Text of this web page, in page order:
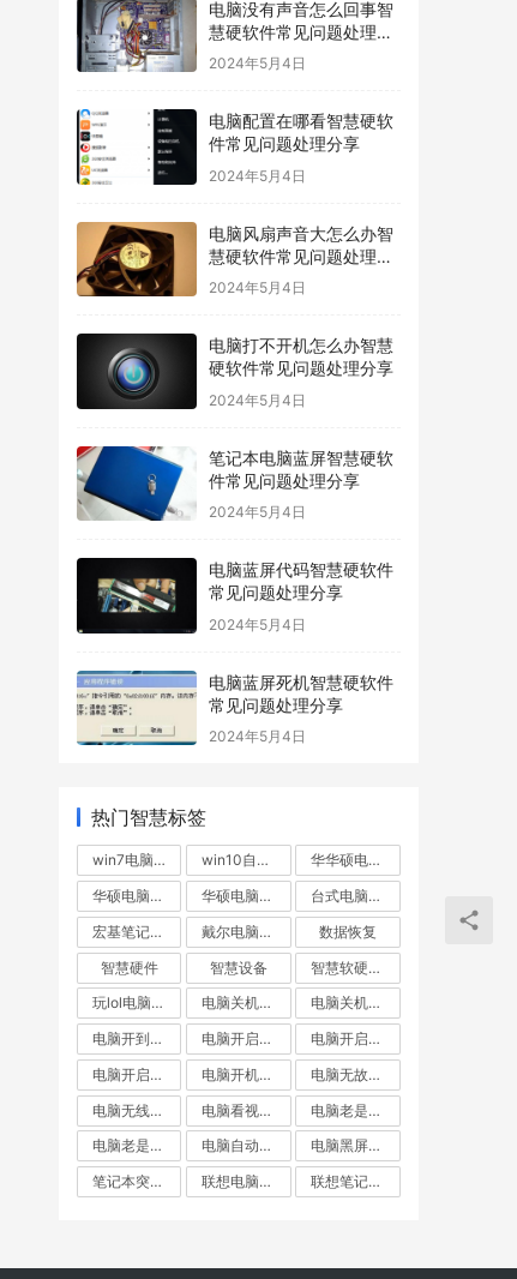
电脑没有声音怎么回事智
慧硬软件常见问题处理分
享
2024年5月4日
电脑配置在哪看智慧硬软
件常见问题处理分享
2024年5月4日
电脑风扇声音大怎么办智
慧硬软件常见问题处理分
享
2024年5月4日
电脑打不开机怎么办智慧
硬软件常见问题处理分享
2024年5月4日
笔记本电脑蓝屏智慧硬软
件常见问题处理分享
2024年5月4日
电脑蓝屏代码智慧硬软件
常见问题处理分享
2024年5月4日
电脑蓝屏死机智慧硬软件
常见问题处理分享
2024年5月4日
热门智慧标签
win7电脑无故重启 win10自动重启
华华硕电脑不断重启
华硕电脑自动重启
华硕电脑重启
台式电脑突然重启
宏基笔记本自动重启
戴尔电脑自动重启
数据恢复
智慧硬件
智慧设备
智慧软硬件常见问题出来
玩lol电脑重启
电脑关机却重启
电脑关机后自动重启
电脑开到一半就重启
电脑开启不断重启
电脑开启后自动重启
电脑开启无线重启
电脑开机就重启
电脑无故重启
电脑无线重启
电脑看视频自动重启
电脑老是重启
电脑老是黑屏重启
电脑自动重启
电脑黑屏重启
笔记本突然重启
联想电脑关机后自动重启 联想笔记本自动重启